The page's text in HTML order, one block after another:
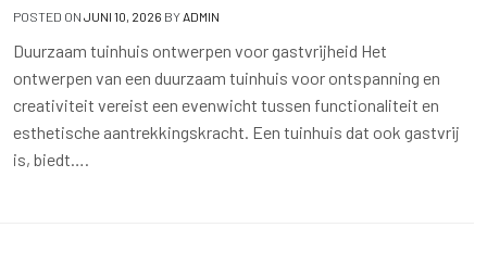
POSTED ON JUNI 10, 2026 BYADMIN
Duurzaam tuinhuis ontwerpen voor gastvrijheid Het
ontwerpen van een duurzaam tuinhuis voor ontspanning en
creativiteit vereist een evenwicht tussen functionaliteit en
esthetische aantrekkingskracht. Een tuinhuis dat ook gastvrij
is, biedt….